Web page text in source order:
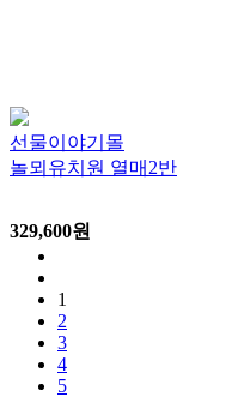
선물이야기몰
놀뫼유치원 열매2반
329,600원
1
2
3
4
5